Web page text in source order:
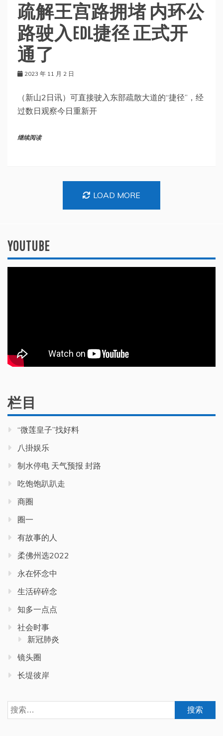
疏解王宫路拥堵 内环公
路驶入EDL捷径 正式开
通了
2023 年 11 月 2 日
（新山2日讯）可直接驶入东部疏散大道的“捷径”，经
过数日观察今日重新开
继续阅读
LOAD MORE
YOUTUBE
栏目
“微莲皇子”找好料
八掛娱乐
制水停电 天气预报 封路
吃饱饱趴趴走
商圈
圈一
有故事的人
柔佛州选2022
永在怀念中
生活碎碎念
知多一点点
社会时事
新冠肺炎
镜头圈
长堤彼岸
搜
索：